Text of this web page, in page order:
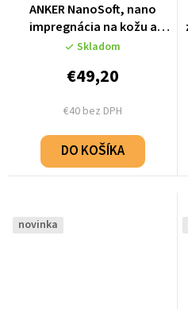
ANKER NanoSoft, nano
impregnácia na kožu a
koženku, 500 ml
Skladom
€40 bez DPH
€49,20
DO KOŠÍKA
novinka